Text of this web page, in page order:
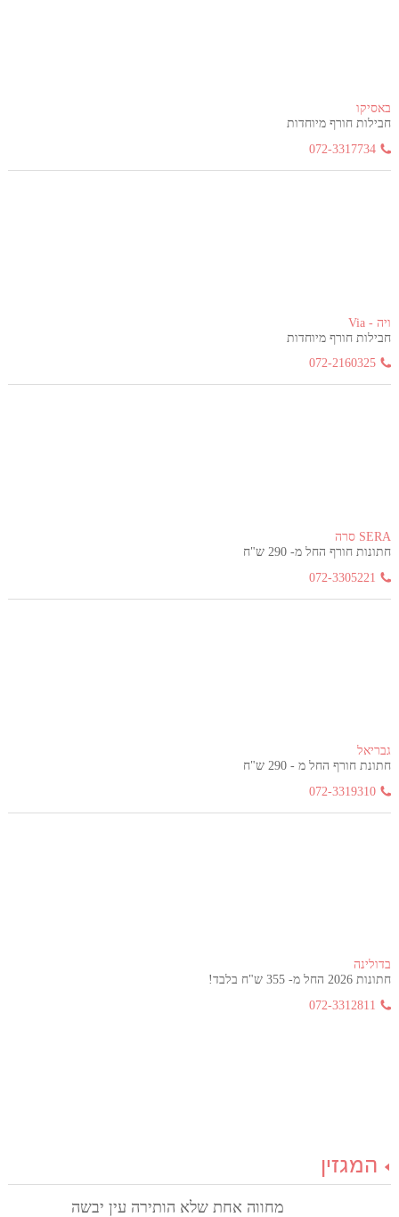
באסיקו
חבילות חורף מיוחדות
072-3317734
ויה - Via
חבילות חורף מיוחדות
072-2160325
SERA סרה
חתונות חורף החל מ- 290 ש"ח
072-3305221
גבריאל
חתונת חורף החל מ - 290 ש"ח
072-3319310
בדולינה
חתונות 2026 החל מ- 355 ש"ח בלבד!
072-3312811
המגזין
מחווה אחת שלא הותירה עין יבשה